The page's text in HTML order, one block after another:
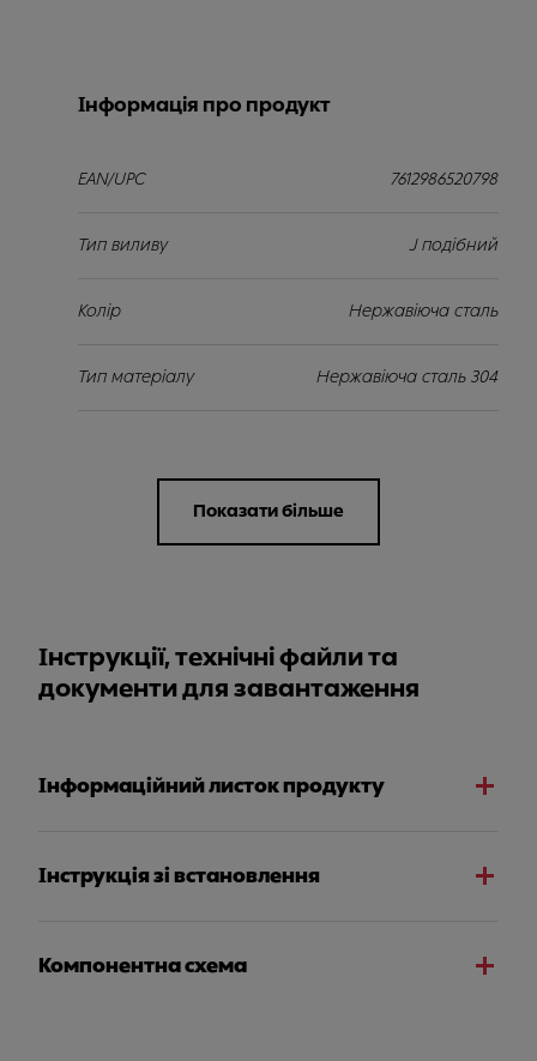
Інформація про продукт
EAN/UPC 7612986520798
Тип виливу J подібний
Колір Нержавіюча сталь
Тип матеріалу Нержавіюча сталь 304
Показати більше
Інструкції, технічні файли та
документи для завантаження
Інформаційний листок продукту
Інструкція зі встановлення
Компонентна схема